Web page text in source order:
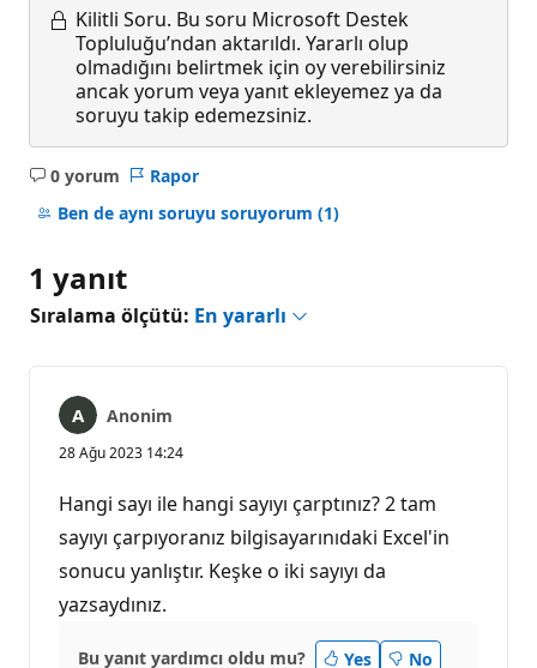
Kilitli Soru. Bu soru Microsoft Destek
Topluluğu’ndan aktarıldı. Yararlı olup
olmadığını belirtmek için oy verebilirsiniz
ancak yorum veya yanıt ekleyemez ya da
soruyu takip edemezsiniz.
0 yorum
Açıklama
yok
Rapor
Ben de aynı soruyu soruyorum (1)
1 yanıt
Sıralama ölçütü: En yararlı
Anonim
28 Ağu 2023 14:24
Hangi sayı ile hangi sayıyı çarptınız? 2 tam
sayıyı çarpıyoranız bilgisayarınıdaki Excel'in
sonucu yanlıştır. Keşke o iki sayıyı da
yazsaydınız.
Bu yanıt yardımcı oldu mu? Yes No